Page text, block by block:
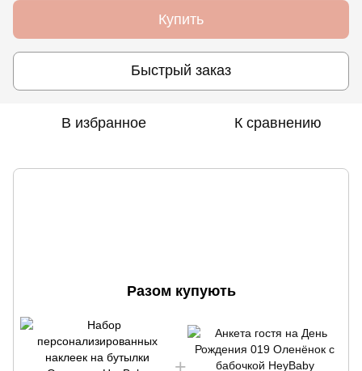
Купить
Быстрый заказ
В избранное К сравнению
Разом купують